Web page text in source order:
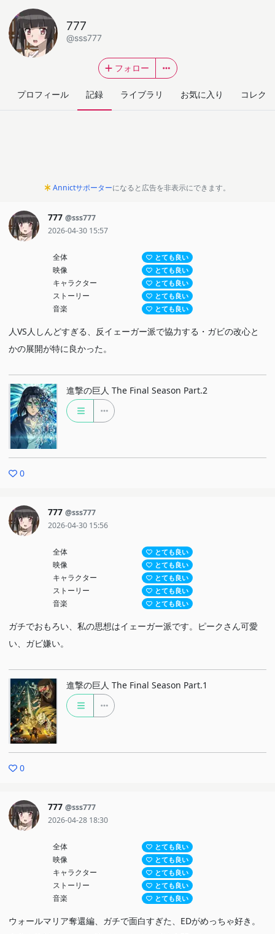
777
@sss777
フォロー
プロフィール 記録 ライブラリ お気に入り コレク
Annictサポーターになると広告を非表示にできます。
777 @sss777
2026-04-30 15:57
全体 とても良い
映像 とても良い
キャラクター とても良い
ストーリー とても良い
音楽 とても良い
人VS人しんどすぎる、反イェーガー派で協力する・ガビの改心と
かの展開が特に良かった。
進撃の巨人 The Final Season Part.2
0
777 @sss777
2026-04-30 15:56
全体 とても良い
映像 とても良い
キャラクター とても良い
ストーリー とても良い
音楽 とても良い
ガチでおもろい、私の思想はイェーガー派です。ピークさん可愛
い、ガビ嫌い。
進撃の巨人 The Final Season Part.1
0
777 @sss777
2026-04-28 18:30
全体 とても良い
映像 とても良い
キャラクター とても良い
ストーリー とても良い
音楽 とても良い
ウォールマリア奪還編、ガチで面白すぎた、EDがめっちゃ好き。